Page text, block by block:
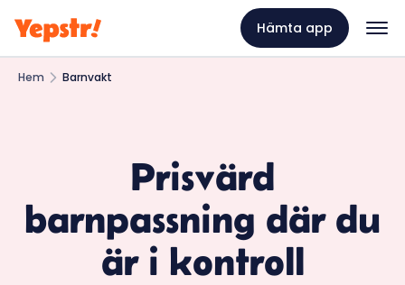
Hämta app
Hem Barnvakt
Prisvärd
barnpassning där du
är i kontroll